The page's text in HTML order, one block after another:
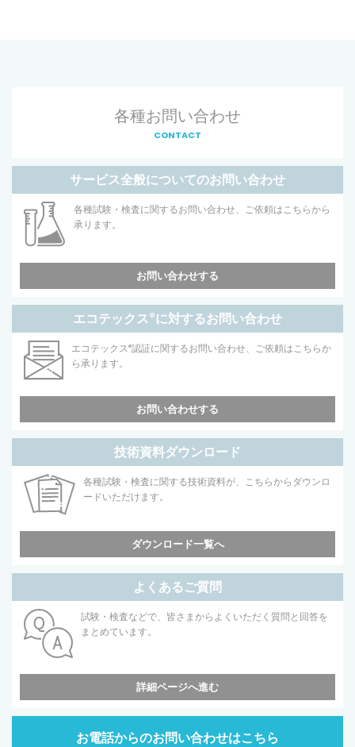
各種お問い合わせ
CONTACT
サービス全般についてのお問い合わせ
各種試験・検査に関するお問い合わせ、ご依頼はこちらから
承ります。
お問い合わせする
エコテックス®に対するお問い合わせ
エコテックス®認証に関するお問い合わせ、ご依頼はこちらか
ら承ります。
お問い合わせする
技術資料ダウンロード
各種試験・検査に関する技術資料が、こちらからダウンロ
ードいただけます。
ダウンロード一覧へ
よくあるご質問
試験・検査などで、皆さまからよくいただく質問と回答を
まとめています。
詳細ページへ進む
お電話からのお問い合わせはこちら